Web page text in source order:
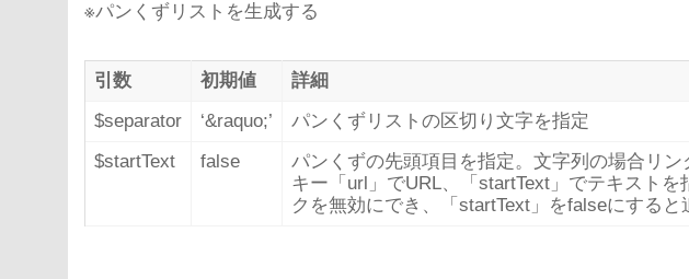
※パンくずリストを生成する
引数 初期値
詳細
$separator
‘&raquo;’
パンくずリストの区切り文字を指定
$startText
false
パンくずの先頭項目を指定。文字列の場合リン
キー「url」でURL、「startText」でテキスト
クを無効にでき、「startText」をfalseにする